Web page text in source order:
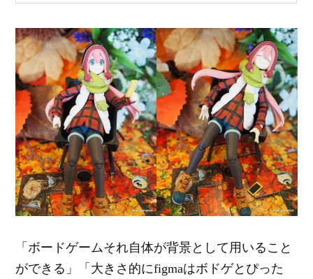
「ボードゲームそれ自体が背景として用いること
ができる」「大きさ的にfigmaはボドゲとぴった